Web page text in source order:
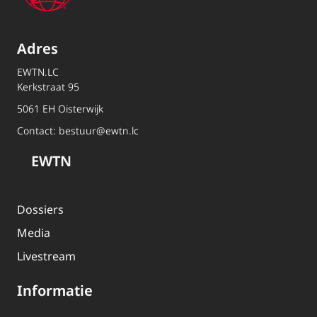
Adres
EWTN.LC
Kerkstraat 95
5061 EH Oisterwijk
Contact: bestuur@ewtn.lc
EWTN
Dossiers
Media
Livestream
Informatie